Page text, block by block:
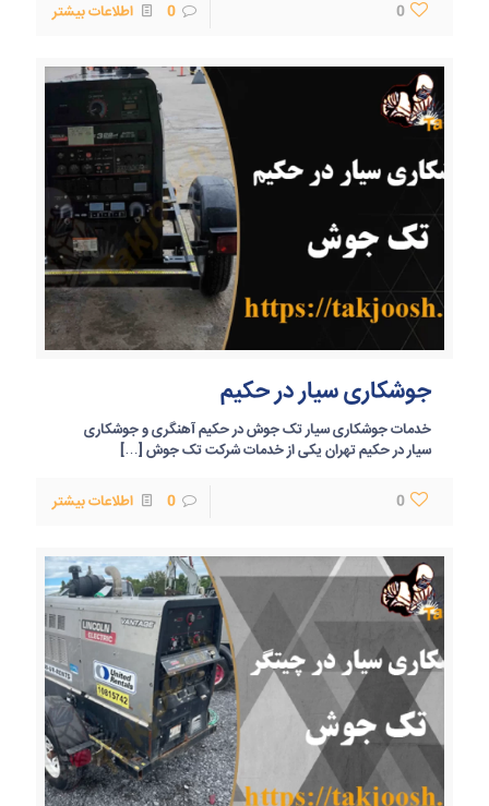
0
0 اطلاعات بیشتر
جوشکاری سیار در حکیم
خدمات جوشکاری سیار تک جوش در حکیم آهنگری و جوشکاری
سیار در حکیم تهران یکی از خدمات شرکت تک جوش […]
0
0 اطلاعات بیشتر